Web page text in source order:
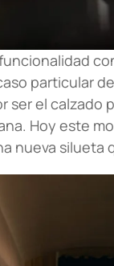
particular
ser el calzado
Hoy este
nueva